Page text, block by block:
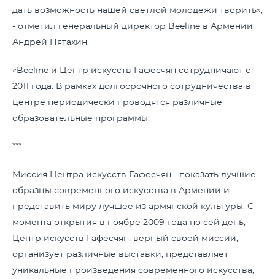
дать возможность нашей светлой молодежи творить»,
- отметил генеральный директор Beeline в Армении
Андрей Пятахин.
«Beeline и Центр искусств Гафесчян сотрудничают с
2011 года. В рамках долгосрочного сотрудничества в
центре периодически проводятся различные
образовательные программы:
***
Миссия Центра искусств Гафесчян - показать лучшие
образцы современного искусства в Армении и
представить миру лучшее из армянской культуры. С
момента открытия в ноябре 2009 года по сей день,
Центр искусств Гафесчян, верный своей миссии,
организует различные выставки, представляет
уникальные произведения современного искусства,